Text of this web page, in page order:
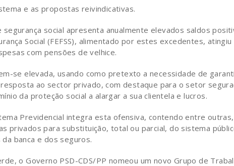
e as propostas reivindicativas.
social apresenta anualmente elevados saldos
Social (FEFSS), alimentado por estes excedentes, atingiu
com pensões de velhice.
se elevada, usando como pretexto a necessidade de
ao sector privado, com destaque para o setor
da proteção social a alargar a sua clientela e lucros.
Previdencial integra esta ofensiva, contendo entre outras,
privados para substituição, total ou parcial, do sistema
banca e dos seguros.
o Governo PSD-CDS/PP nomeou um novo Grupo de